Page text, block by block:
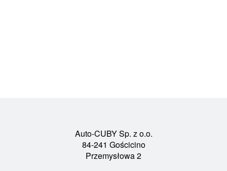
Auto-CUBY Sp. z o.o.
84-241 Gościcino
Przemysłowa 2